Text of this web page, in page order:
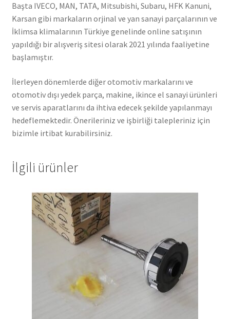
Başta IVECO, MAN, TATA, Mitsubishi, Subaru, HFK Kanuni,
Karsan gibi markaların orjinal ve yan sanayi parçalarının ve
İklimsa klimalarının Türkiye genelinde online satışının
yapıldığı bir alışveriş sitesi olarak 2021 yılında faaliyetine
başlamıştır.
İlerleyen dönemlerde diğer otomotiv markalarını ve
otomotiv dışı yedek parça, makine, ikince el sanayi ürünleri
ve servis aparatlarını da ihtiva edecek şekilde yapılanmayı
hedeflemektedir. Önerileriniz ve işbirliği talepleriniz için
bizimle irtibat kurabilirsiniz.
İlgili ürünler